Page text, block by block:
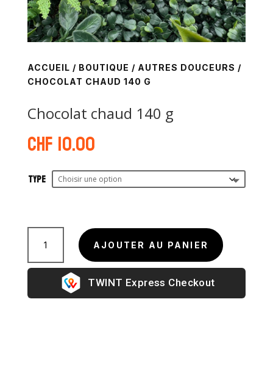
ACCUEIL / BOUTIQUE / AUTRES DOUCEURS /
CHOCOLAT CHAUD 140 G
Chocolat chaud 140 g
CHF10.00
Type
quantité
Chocolat
chaud
g
AJOUTER AU PANIER
Express Checkout